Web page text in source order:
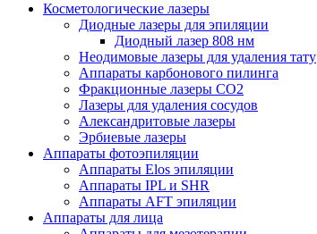
Косметологические лазеры
Диодные лазеры для эпиляции
Диодный лазер 808 нм
Неодимовые лазеры для удаления тату
Аппараты карбонового пилинга
Фракционные лазеры CO2
Лазеры для удаления сосудов
Александритовые лазеры
Эрбиевые лазеры
Аппараты фотоэпиляции
Аппараты Elos эпиляции
Аппараты IPL и SHR
Аппараты AFT эпиляции
Аппараты для лица